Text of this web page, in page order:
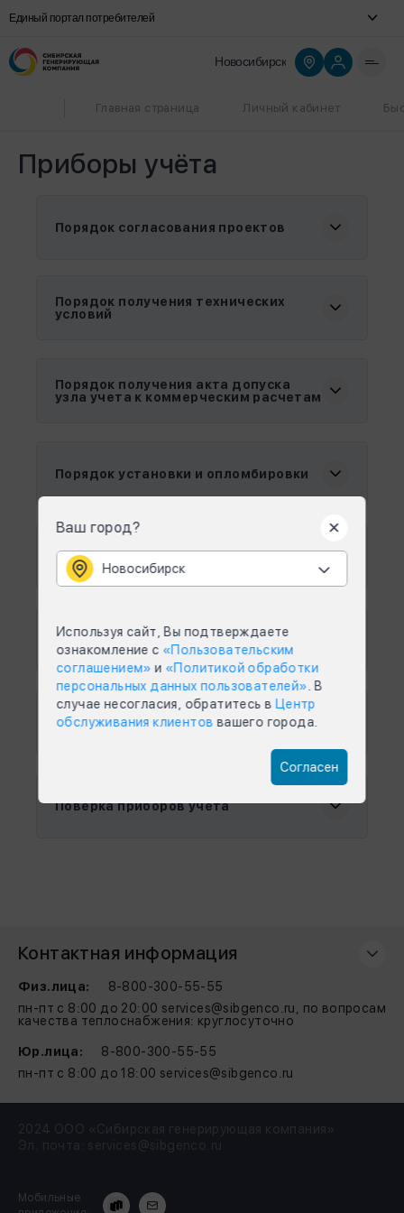
Единый портал потребителей
Новосибирск
Главная страница Личный кабинет
Приборы учёта
Порядок согласования проектов
Порядок получения технических
условий
Порядок получения акта допуска
узла учета к коммерческим расчетам
Порядок установки и опломбировки
Порядок снятия узлов учета с
коммерческих расчетов
Порядок предоставления показаний
Дистанционное снятие показаний
Поверка приборов учета
Контактная информация
Физ.лица:
8-800-300-55-55
пн-пт с 8:00 до 20:00 services@sibgenco.ru, по вопросам
качества теплоснабжения: круглосуточно
Юр.лица:
8-800-300-55-55
пн-пт с 8:00 до 18:00 services@sibgenco.ru
Мобильные
Ваш город?
Новосибирск
Используя сайт, Вы подтверждаете
ознакомление с «Пользовательским
соглашением» и «Политикой обработки
персональных данных пользователей» . В
случае несогласия, обратитесь вЦентр
обслуживания клиентов вашего города.
Согласен